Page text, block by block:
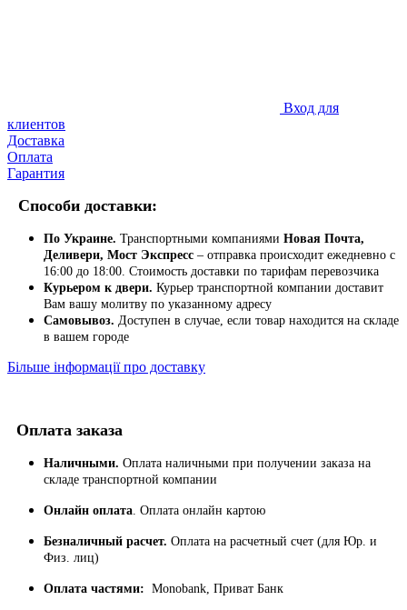
Вход для
клиентов
Доставка
Оплата
Гарантия
Способи доставки:
По Украине. Транспортными компаниями Новая Почта,
Деливери, Мост Экспресс – отправка происходит ежедневно с
16:00 до 18:00. Стоимость доставки по тарифам перевозчика
Курьером к двери. Курьер транспортной компании доставит
Вам вашу молитву по указанному адресу
Самовывоз. Доступен в случае, если товар находится на складе
в вашем городе
Більше інформації про доставку
Оплата заказа
Наличными. Оплата наличными при получении заказа на
складе транспортной компании
Онлайн оплата . Оплата онлайн картою
Безналичный расчет. Оплата на расчетный счет (для Юр. и
Физ. лиц)
Оплата частями: Monobank, Приват Банк